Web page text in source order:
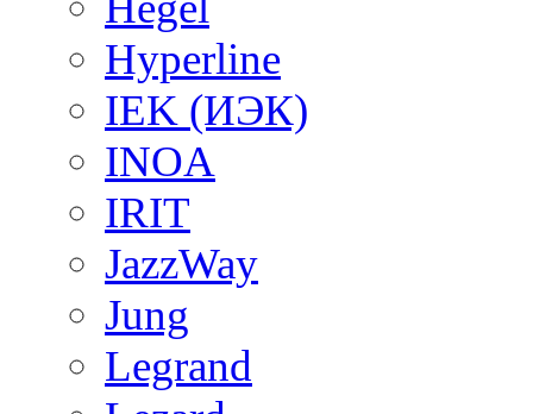
Hyperline
IEK (ИЭК)
INOA
IRIT
JazzWay
Jung
Legrand